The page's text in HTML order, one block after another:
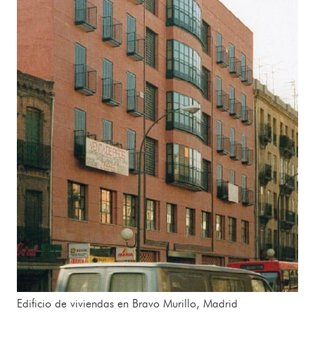
Edificio de viviendas en Bravo Murillo, Madrid